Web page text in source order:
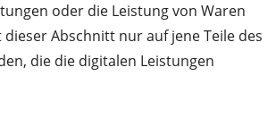
oder die Leistung von Waren
Abschnitt nur auf jene Teile des
die die digitalen Leistungen